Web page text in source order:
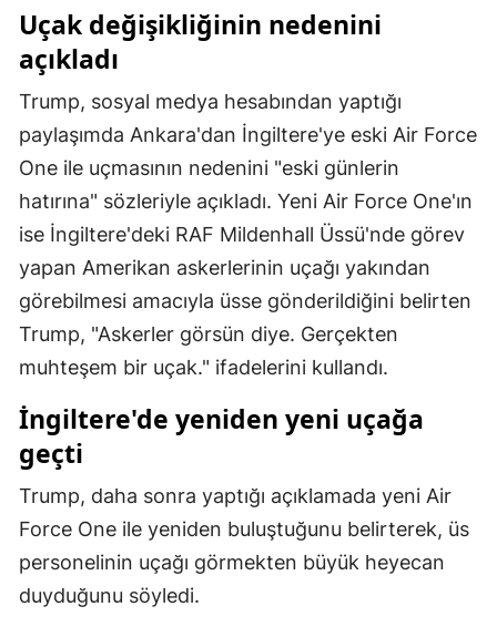
Kütahya
Manisa
Kahramanmaraş
Muğla
Muş
Nevşehir
Rize
Sakarya
Uçak değişikliğinin nedenini
açıkladı
Trump, sosyal medya hesabından yaptığı
paylaşımda Ankara'dan İngiltere'ye eski Air Force
One ile uçmasının nedenini "eski günlerin
hatırına" sözleriyle açıkladı. Yeni Air Force One'ın
ise İngiltere'deki RAF Mildenhall Üssü'nde görev
yapan Amerikan askerlerinin uçağı yakından
görebilmesi amacıyla üsse gönderildiğini belirten
Trump, "Askerler görsün diye. Gerçekten
muhteşem bir uçak." ifadelerini kullandı.
İngiltere'de yeniden yeni uçağa
geçti
Trump, daha sonra yaptığı açıklamada yeni Air
Force One ile yeniden buluştuğunu belirterek, üs
personelinin uçağı görmekten büyük heyecan
duyduğunu söyledi.